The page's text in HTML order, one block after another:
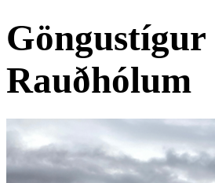
Rauðhólum